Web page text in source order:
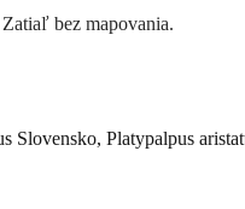
Zatiaľ bez mapovania.
Platypalpus